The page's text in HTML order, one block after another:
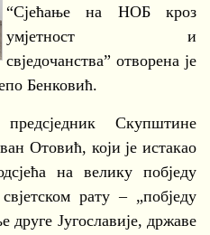
“Сјећање на НОБ кроз
умјетност и
свједочанства” отворена је
Бенковић.
Скупштине
Отовић, који је истакао
на велику побједу
рату – „побједу
друге Југославије, државе